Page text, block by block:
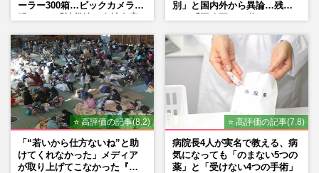
ーラー300箱…ビックカメラが
別」と国内外から異論…残さ
⭐ 高評価の記事(8.2)
「“若いから仕方ないね”と助
けてくれなかった」メディア
が取り上げてこなかった『避
⭐ 高評価の記事(7.8)
病院長4人が実名で教える、病
気になっても「のまない5つの
薬」と「受けない4つの手術」